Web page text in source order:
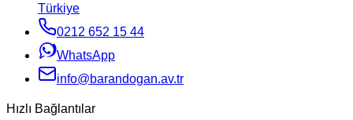
Türkiye
0212 652 15 44
WhatsApp
info@barandogan.av.tr
Hızlı Bağlantılar